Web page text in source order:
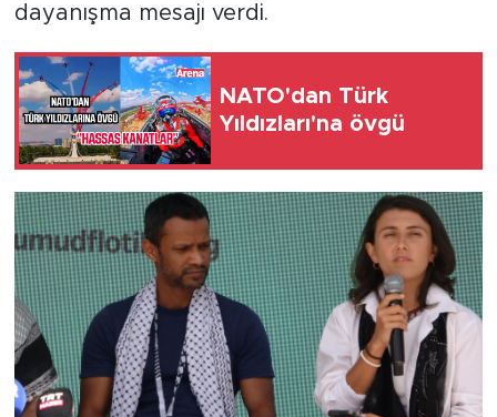
dayanışma mesajı verdi.
NATO'dan Türk
Yıldızları'na övgü